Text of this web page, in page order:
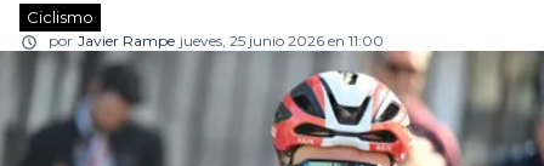
Ciclismo
por Javier Rampe jueves, 25 junio 2026 en 11:00